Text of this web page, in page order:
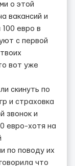
о этой
вакансий и
евро в
с первой
вот уже
скинуть по
и страховка
звонок и
евро-хотя на
по поводу их
что